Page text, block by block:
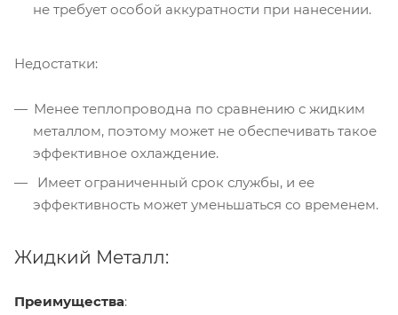
не требует особой аккуратности при нанесении.
Недостатки:
Менее теплопроводна по сравнению с жидким
металлом, поэтому может не обеспечивать такое
эффективное охлаждение.
Имеет ограниченный срок службы, и ее
эффективность может уменьшаться со временем.
Жидкий Металл:
Преимущества: